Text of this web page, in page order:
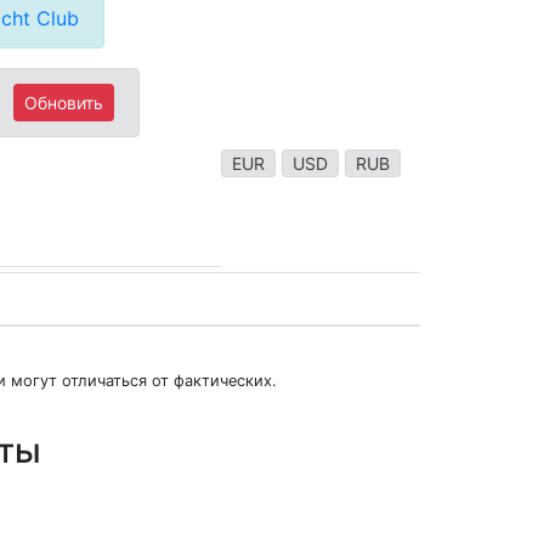
Club
Обновить
EUR USD RUB
отличаться от фактических.